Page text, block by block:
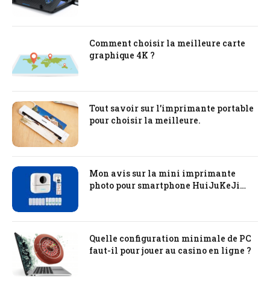
Comment choisir la meilleure carte
graphique 4K ?
Tout savoir sur l’imprimante portable
pour choisir la meilleure.
Mon avis sur la mini imprimante
photo pour smartphone HuiJuKeJi
Quelle configuration minimale de PC
faut-il pour jouer au casino en ligne ?